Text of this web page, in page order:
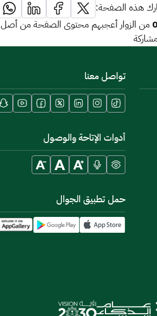
هذه الصفحة:
من الزوار أعجبهم محتوى الصفحة من أصل
مشاركة
تواصل معنا
أدوات الإتاحة والوصول
حمل تطبيق الجوال